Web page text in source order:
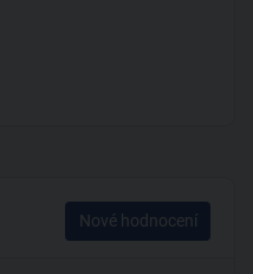
Nové hodnocení